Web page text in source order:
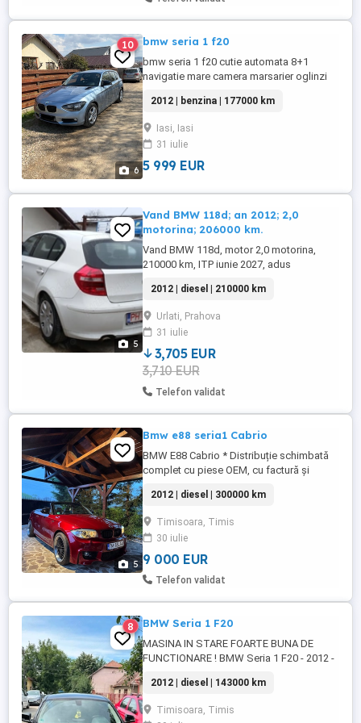
6
10 bmw seria 1 f20
bmw seria 1 f20 cutie automata 8+1
navigatie mare camera marsarier oglinzi
proiectoare ceata dublu climatronic
scaune electrice lumini automate
stergatoare automate roata rezerva jante
aliaj anvelope noi schimburi frane ulei filtre
2026 2 chei inmatriculata ...
2012 | benzina | 177000 km
Iasi, Iasi
31 iulie
5 999 EUR
5
Vand BMW 118d; an 2012; 2,0
motorina; 206000 km.
Vand BMW 118d, motor 2,0 motorina,
210000 km, ITP iunie 2027, adus
2012 | diesel | 210000 km
Urlati, Prahova
31 iulie
3,705 EUR
3,710 EUR
Telefon validat
5
Bmw e88 seria1 Cabrio
BMW E88 Cabrio * Distribuție schimbată
complet cu piese OEM, cu factură și
cu schimbarea culorii omologată și
trecută în acte. * Pachet M exterior. * Faruri
Bi-Xenon adaptive, cu funcție Cornering și
LED Bar. * Jante de 18 , vopsite
electrostatic, Diamond ...
2012 | diesel | 300000 km
Timisoara, Timis
30 iulie
9 000 EUR
Telefon validat
8 BMW Seria 1 F20
MASINA IN STARE FOARTE BUNA DE
FUNCTIONARE ! BMW Seria 1 F20 - 2012 -
Cutie de viteze: Manuală, 6 trepte Normă
de poluare: Euro 5 Climatronic automat pe
2 zone Senzori parcare spate Start Stop
2012 | diesel | 143000 km
Timisoara, Timis